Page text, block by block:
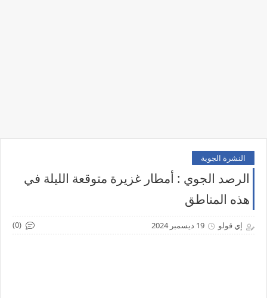
النشرة الجوية
الرصد الجوي : أمطار غزيرة متوقعة الليلة في
هذه المناطق
إي قولو 19 ديسمبر 2024 (0)